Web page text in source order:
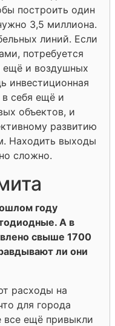
построить один
3,5 миллиона.
линий. Если
потребуется
ещё и воздушных
инвестиционная
себя ещё и
объектов, и
развитию
Находить выходы
сложно.
году
А в
свыше 1700
ли они
расходы на
для города
все ещё привыкли